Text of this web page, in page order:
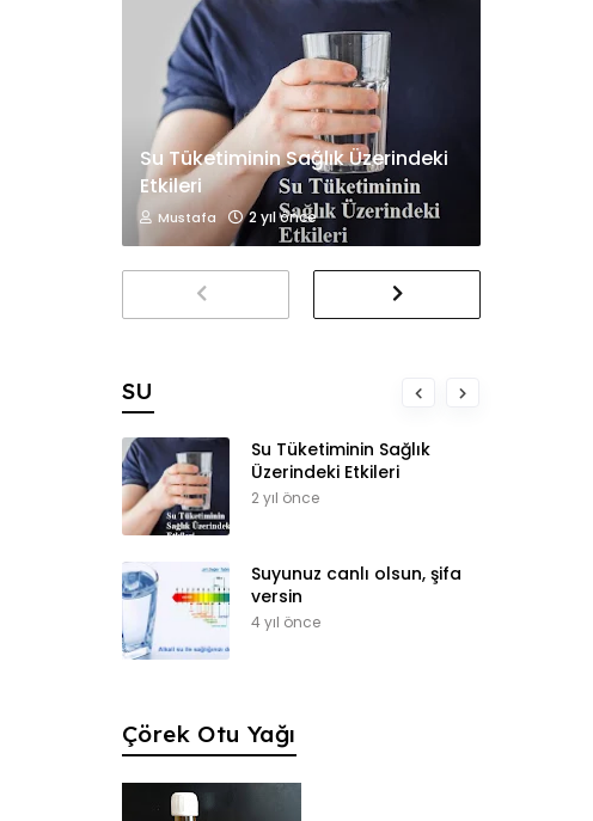
Su Tüketiminin Sağlık Üzerindeki
Etkileri
Mustafa 2 yıl önce
SU
Su Tüketiminin Sağlık
Üzerindeki Etkileri
2 yıl önce
Suyunuz canlı olsun, şifa
versin
4 yıl önce
Çörek Otu Yağı